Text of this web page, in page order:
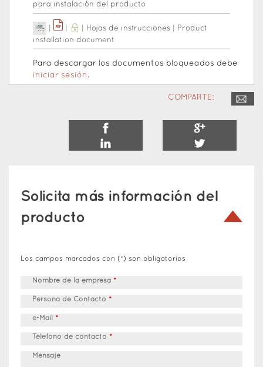
para instalación del producto
Hojas de instrucciones
Product
installation document
Para descargar los documentos bloqueados debe
iniciar sesión .
COMPARTE:
Solicita más información del
producto
Los campos marcados con (*) son obligatorios
Nombre de la empresa *
Persona de Contacto *
e-Mail *
Teléfono de contacto *
Mensaje